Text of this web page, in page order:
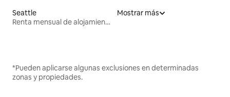
Seattle
Renta mensual de alojamientos
Mostrar más
*Pueden aplicarse algunas exclusiones en determinadas
zonas y propiedades.